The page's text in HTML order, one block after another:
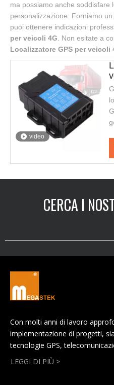
ma possiamo anche soddisfare
personalizzazione. Forniamo
puoi ottenere indicazioni
per veicoli 4G . Non esitate a
Localizzatore GPS per veicoli
video
CERCA I
Con molti anni di lavoro
implementazione di progetti,
tecnologie GPS,
LEGGI DI PIÙ >